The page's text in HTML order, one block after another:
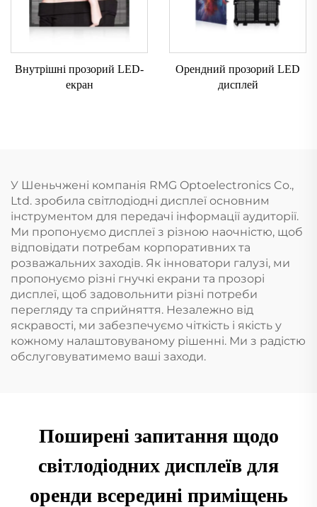
Внутрішні прозорий LED-
екран
Орендний прозорий LED
дисплей
У Шеньчжені компанія RMG Optoelectronics Co.,
Ltd. зробила світлодіодні дисплеї основним
інструментом для передачі інформації аудиторії.
Ми пропонуємо дисплеї з різною наочністю, щоб
відповідати потребам корпоративних та
розважальних заходів. Як інноватори галузі, ми
пропонуємо різні гнучкі екрани та прозорі
дисплеї, щоб задовольнити різні потреби
перегляду та сприйняття. Незалежно від
яскравості, ми забезпечуємо чіткість і якість у
кожному налаштовуваному рішенні. Ми з радістю
обслуговуватимемо ваші заходи.
Поширені запитання щодо
світлодіодних дисплеїв для
оренди всередині приміщень